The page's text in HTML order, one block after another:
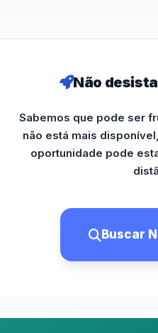
Não
Sabemos que pode ser
não está mais
oportunidade pode
Buscar